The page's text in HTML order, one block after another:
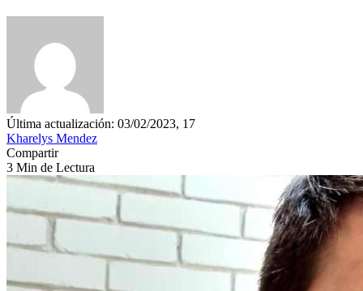
Última actualización: 03/02/2023, 17
Kharelys Mendez
Compartir
3 Min de Lectura